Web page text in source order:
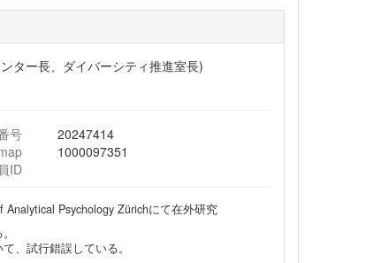
ター長、ダイバーシティ推進室長)
号
20247414
ID
1000097351
Psychology Zürichにて在外研究
、試行錯誤している。